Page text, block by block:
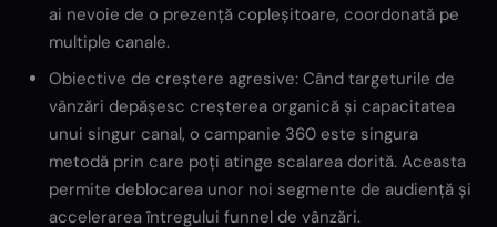
ai nevoie de o prezență copleșitoare, coordonată pe
multiple canale.
Obiective de creștere agresive: Când targeturile de
vânzări depășesc creșterea organică și capacitatea
unui singur canal, o campanie 360 este singura
metodă prin care poți atinge scalarea dorită. Aceasta
permite deblocarea unor noi segmente de audiență și
accelerarea întregului funnel de vânzări.